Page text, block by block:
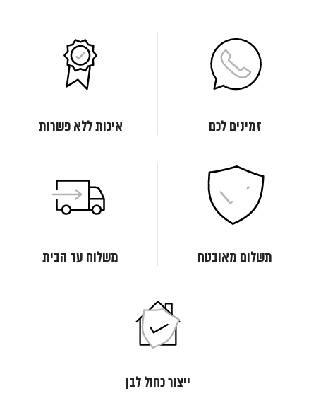
זמינים לכם איכות ללא פשרות
תשלום מאובטח משלוח עד הבית
ייצור כחול לבן